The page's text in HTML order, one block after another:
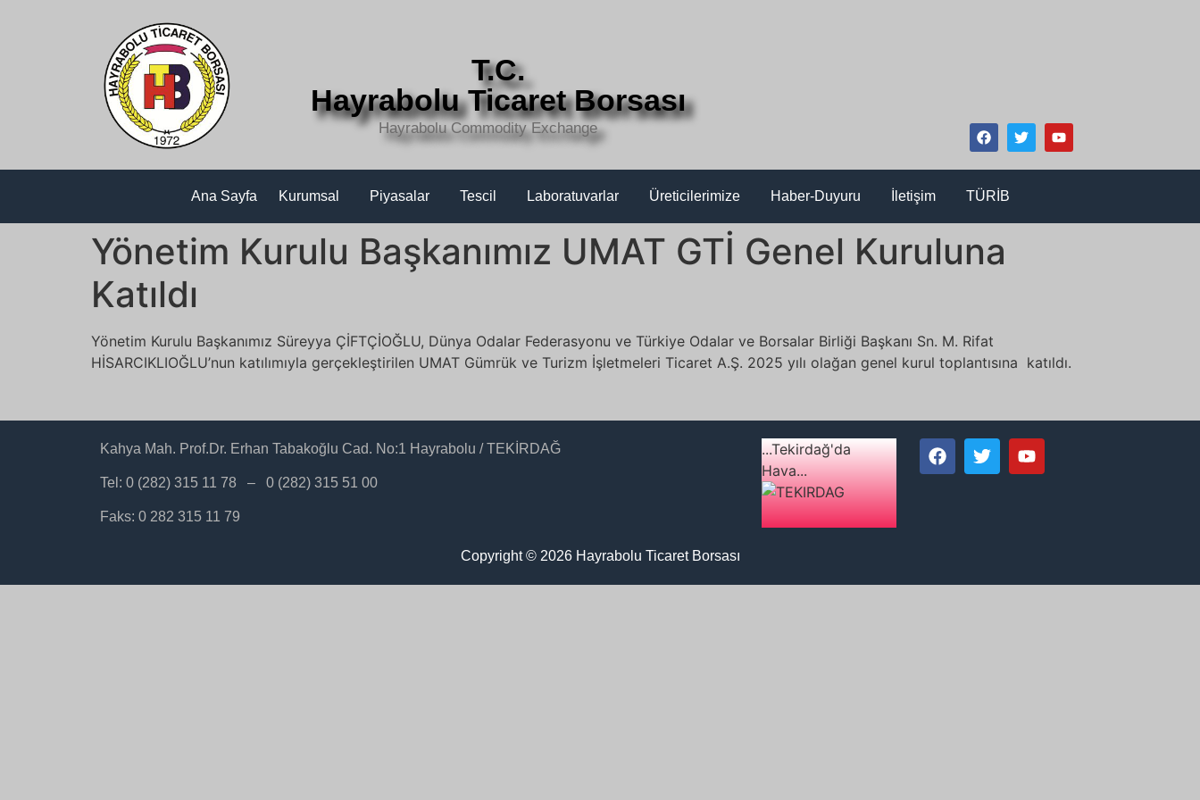
T.C.
Hayrabolu Ticaret Borsası
Hayrabolu Commodity Exchange
Ana Sayfa Kurumsal Piyasalar Tescil Laboratuvarlar Üreticilerimize Haber-Duyuru İletişim TÜRİB
Yönetim Kurulu Başkanımız UMAT GTİ Genel Kuruluna
Katıldı
Yönetim Kurulu Başkanımız Süreyya ÇİFTÇİOĞLU, Dünya Odalar Federasyonu ve Türkiye Odalar ve Borsalar Birliği Başkanı Sn. M. Rifat
HİSARCIKLIOĞLU’nun katılımıyla gerçekleştirilen UMAT Gümrük ve Turizm İşletmeleri Ticaret A.Ş. 2025 yılı olağan genel kurul toplantısına katıldı.
Kahya Mah. Prof.Dr. Erhan Tabakoğlu Cad. No:1 Hayrabolu / TEKİRDAĞ
Tel: 0 (282) 315 11 78 – 0 (282) 315 51 00
Faks: 0 282 315 11 79
...Tekirdağ'da
Hava...
Copyright © 2026 Hayrabolu Ticaret Borsası